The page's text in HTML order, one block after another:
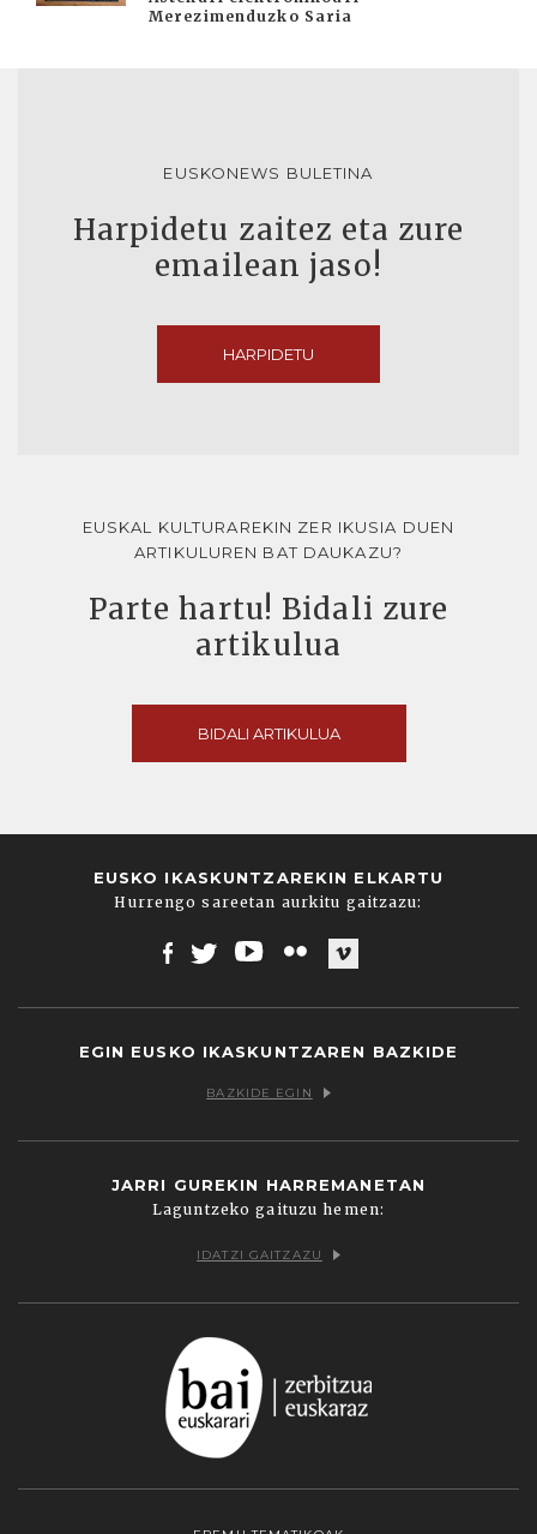
Merezimenduzko Saria
EUSKONEWS BULETINA
Harpidetu zaitez eta zure
emailean jaso!
HARPIDETU
EUSKAL KULTURAREKIN ZER IKUSIA DUEN
ARTIKULUREN BAT DAUKAZU?
Parte hartu! Bidali zure
artikulua
BIDALI ARTIKULUA
EUSKO IKASKUNTZAREKIN ELKARTU
Hurrengo sareetan aurkitu gaitzazu:
EGIN EUSKO IKASKUNTZAREN BAZKIDE
BAZKIDE EGIN
JARRI GUREKIN HARREMANETAN
Laguntzeko gaituzu hemen:
IDATZI GAITZAZU